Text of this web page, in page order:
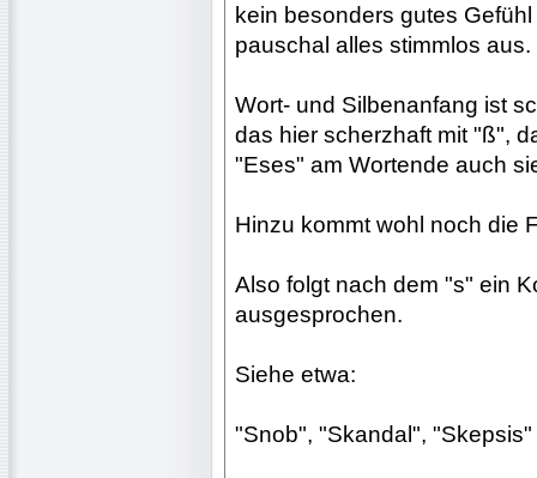
kein besonders gutes
pauschal alles stimmlos
Wort- und Silbenanfang ist
das hier scherzhaft mit "ß",
"Eses" am Wortende auch
Hinzu kommt wohl noch die
Also folgt nach dem "s" ein
ausgesprochen.
Siehe etwa:
"Snob", "Skandal",